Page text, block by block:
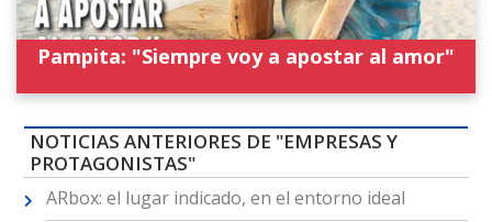
Pampita: "Siempre voy a apostar al amor"
NOTICIAS ANTERIORES DE "EMPRESAS Y
PROTAGONISTAS"
ARbox: el lugar indicado, en el entorno ideal